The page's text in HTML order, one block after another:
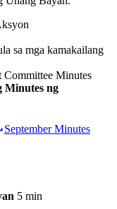
sa mga kamakailang
Committee Minutes
Minutes ng
September Minutes
5 min